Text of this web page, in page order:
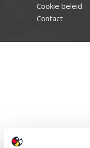
Cookie beleid
Contact